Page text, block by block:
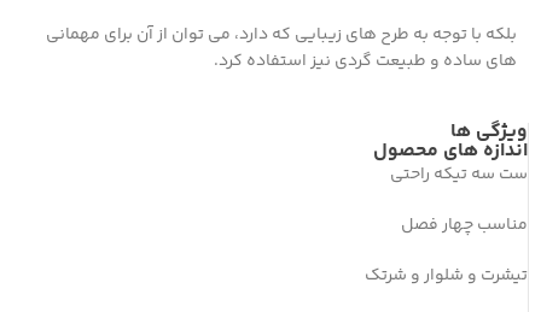
بلکه با توجه به طرح های زیبایی که دارد، می توان از آن برای مهمانی
های ساده و طبیعت گردی نیز استفاده کرد.
ویژگی ها
اندازه های محصول
ست سه تیکه راحتی
مناسب چهار فصل
تیشرت و شلوار و شرتک